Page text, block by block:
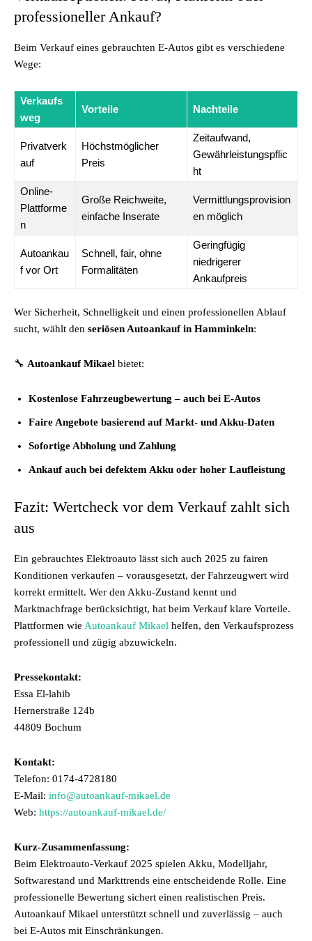
professioneller Ankauf?
Beim Verkauf eines gebrauchten E-Autos gibt es verschiedene
Wege:
Verkaufs
weg
Vorteile Nachteile
Privatverk
auf
Höchstmöglicher
Preis
Zeitaufwand,
Gewährleistungspflic
ht
Online-
Plattforme
n
Große Reichweite,
einfache Inserate
Vermittlungsprovision
en möglich
Autoankau
f vor Ort
Schnell, fair, ohne
Formalitäten
Geringfügig
niedrigerer
Ankaufpreis
Wer Sicherheit, Schnelligkeit und einen professionellen Ablauf
sucht, wählt den seriösen Autoankauf in Hamminkeln:
🔧 Autoankauf Mikael bietet:
Kostenlose Fahrzeugbewertung – auch bei E-Autos
Faire Angebote basierend auf Markt- und Akku-Daten
Sofortige Abholung und Zahlung
Ankauf auch bei defektem Akku oder hoher Laufleistung
Fazit: Wertcheck vor dem Verkauf zahlt sich
aus
Ein gebrauchtes Elektroauto lässt sich auch 2025 zu fairen
Konditionen verkaufen – vorausgesetzt, der Fahrzeugwert wird
korrekt ermittelt. Wer den Akku-Zustand kennt und
Marktnachfrage berücksichtigt, hat beim Verkauf klare Vorteile.
Plattformen wie Autoankauf Mikael helfen, den Verkaufsprozess
professionell und zügig abzuwickeln.
Pressekontakt:
Essa El-lahib
Hernerstraße 124b
44809 Bochum
Kontakt:
Telefon: 0174-4728180
E-Mail: info@autoankauf-mikael.de
Web: https://autoankauf-mikael.de/
Kurz-Zusammenfassung:
Beim Elektroauto-Verkauf 2025 spielen Akku, Modelljahr,
Softwarestand und Markttrends eine entscheidende Rolle. Eine
professionelle Bewertung sichert einen realistischen Preis.
Autoankauf Mikael unterstützt schnell und zuverlässig – auch
bei E-Autos mit Einschränkungen.